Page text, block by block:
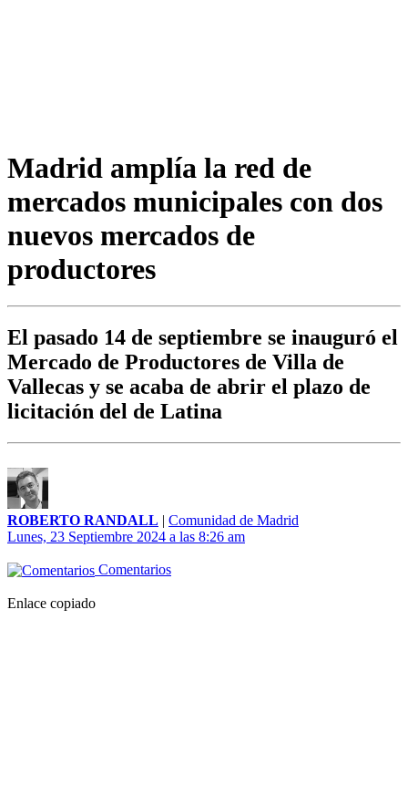
Madrid amplía la red de
mercados municipales con dos
nuevos mercados de
productores
El pasado 14 de septiembre se inauguró el
Mercado de Productores de Villa de
Vallecas y se acaba de abrir el plazo de
licitación del de Latina
ROBERTO RANDALL | Comunidad de Madrid
Lunes, 23 Septiembre 2024 a las 8:26 am
Comentarios
Enlace copiado